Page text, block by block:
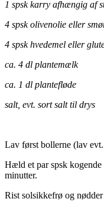
1 spsk karry afhængig af
4 spsk olivenolie eller
4 spsk hvedemel eller
ca. 4 dl plantemælk
ca. 1 dl plantefløde
salt, evt. sort salt til drys
Lav først bollerne (lav
Hæld et par spsk
minutter.
Rist solsikkefrø og